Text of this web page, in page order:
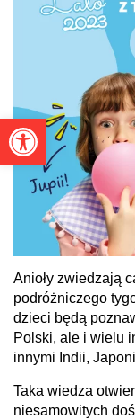
Otwórz
Anioły zwiedzają
podróżniczego
dzieci będą
Polski, ale i wielu
innymi Indii,
Taka wiedza
niesamowitych